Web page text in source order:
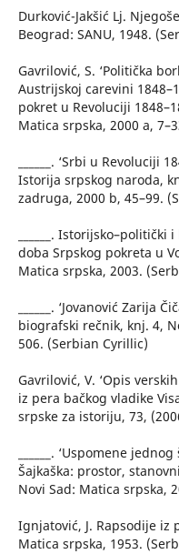
Durković-Jakšić Lj.
Beograd: SANU, 1948.
Gavrilović, S. ‘Politička
Austrijskoj carevini
pokret u Revoluciji
Matica srpska, 2000 a,
______. ‘Srbi u Revoluciji
Istorija srpskog naroda,
zadruga, 2000 b, 45–99.
______.
doba Srpskog pokreta u
Matica srpska, 2003.
______. ‘Jovanović Zarija
biografski rečnik, knj. 4,
506. (Serbian Cyrillic)
Gavrilović, V. ‘Opis
iz pera bačkog vladike
srpske za istoriju, 73,
______. ‘Uspomene
Šajkaška: prostor,
Novi Sad: Matica srpska,
Ignjatović, J. Rapsodije iz
Matica srpska, 1953.